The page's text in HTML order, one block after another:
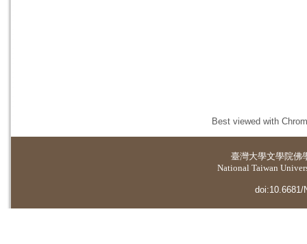
Best viewed with
臺灣大學文學院佛
National Taiwan
doi:10.6681/